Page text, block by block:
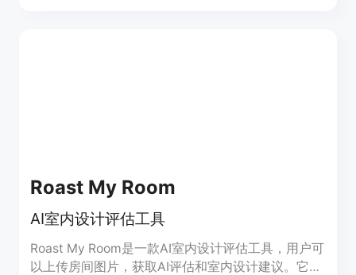
Roast My Room
AI室内设计评估工具
Roast My Room是一款AI室内设计评估工具，用户可
以上传房间图片，获取AI评估和室内设计建议。它可